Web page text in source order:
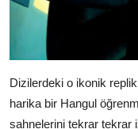
Dizilerdeki o ikonik
harika bir Hangul
sahnelerini tekrar tekrar